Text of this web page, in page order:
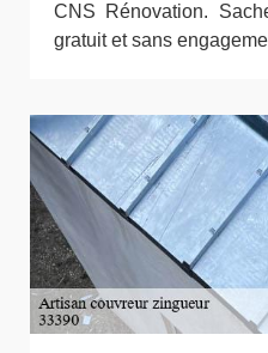
CNS Rénovation.
gratuit et sans